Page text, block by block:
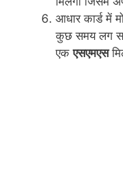
आधार कार्ड में
कुछ समय लग
एकएसएमएस